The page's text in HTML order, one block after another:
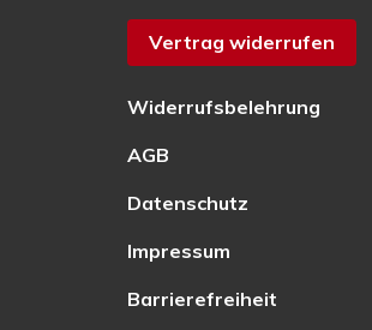
Vertrag widerrufen
Widerrufsbelehrung
AGB
Datenschutz
Impressum
Barrierefreiheit